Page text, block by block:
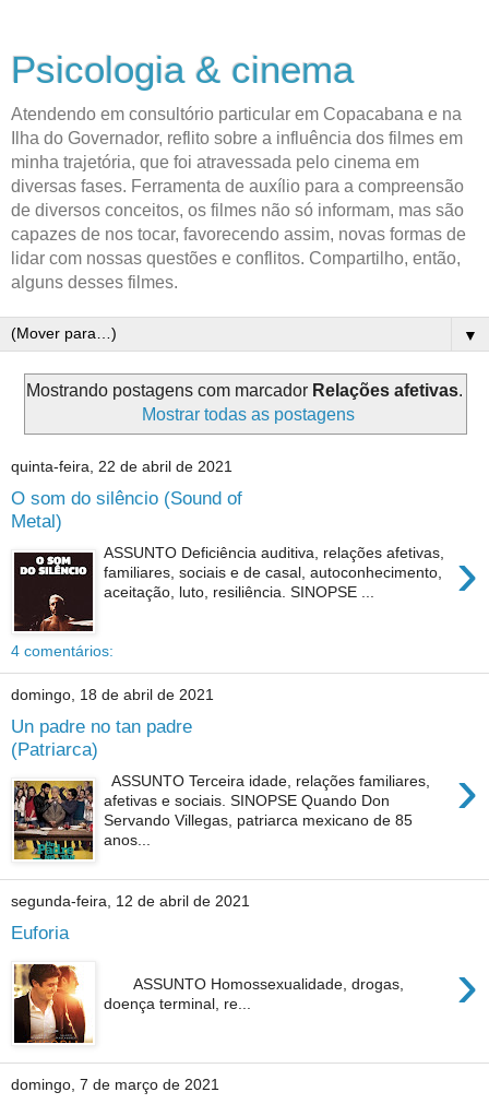
Psicologia & cinema
Atendendo em consultório particular em Copacabana e na
Ilha do Governador, reflito sobre a influência dos filmes em
minha trajetória, que foi atravessada pelo cinema em
diversas fases. Ferramenta de auxílio para a compreensão
de diversos conceitos, os filmes não só informam, mas são
capazes de nos tocar, favorecendo assim, novas formas de
lidar com nossas questões e conflitos. Compartilho, então,
alguns desses filmes.
▼
Mostrando postagens com marcador Relações afetivas.
Mostrar todas as postagens
quinta-feira, 22 de abril de 2021
O som do silêncio (Sound of
Metal)
›
ASSUNTO Deficiência auditiva, relações afetivas,
familiares, sociais e de casal, autoconhecimento,
aceitação, luto, resiliência. SINOPSE ...
4 comentários:
domingo, 18 de abril de 2021
Un padre no tan padre
(Patriarca)
›
ASSUNTO Terceira idade, relações familiares,
afetivas e sociais. SINOPSE Quando Don
Servando Villegas, patriarca mexicano de 85
anos...
segunda-feira, 12 de abril de 2021
Euforia
›
ASSUNTO Homossexualidade, drogas,
doença terminal, re...
domingo, 7 de março de 2021